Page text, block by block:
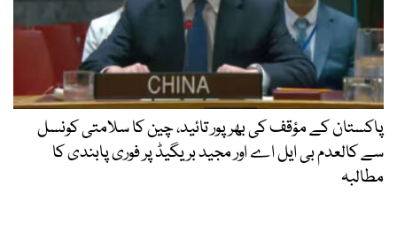
پاکستان کے مؤقف کی بھرپور تائید، چین کا سلامتی کونسل
سے کالعدم بی ایل اے اور مجید بریگیڈ پر فوری پابندی کا
مطالبہ